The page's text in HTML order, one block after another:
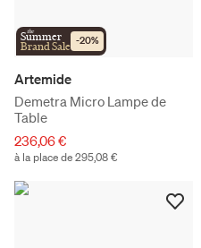
the
Summer
Brand Sale -20%
Artemide
Demetra Micro Lampe de
Table
236,06 €
à la place de 295,08 €